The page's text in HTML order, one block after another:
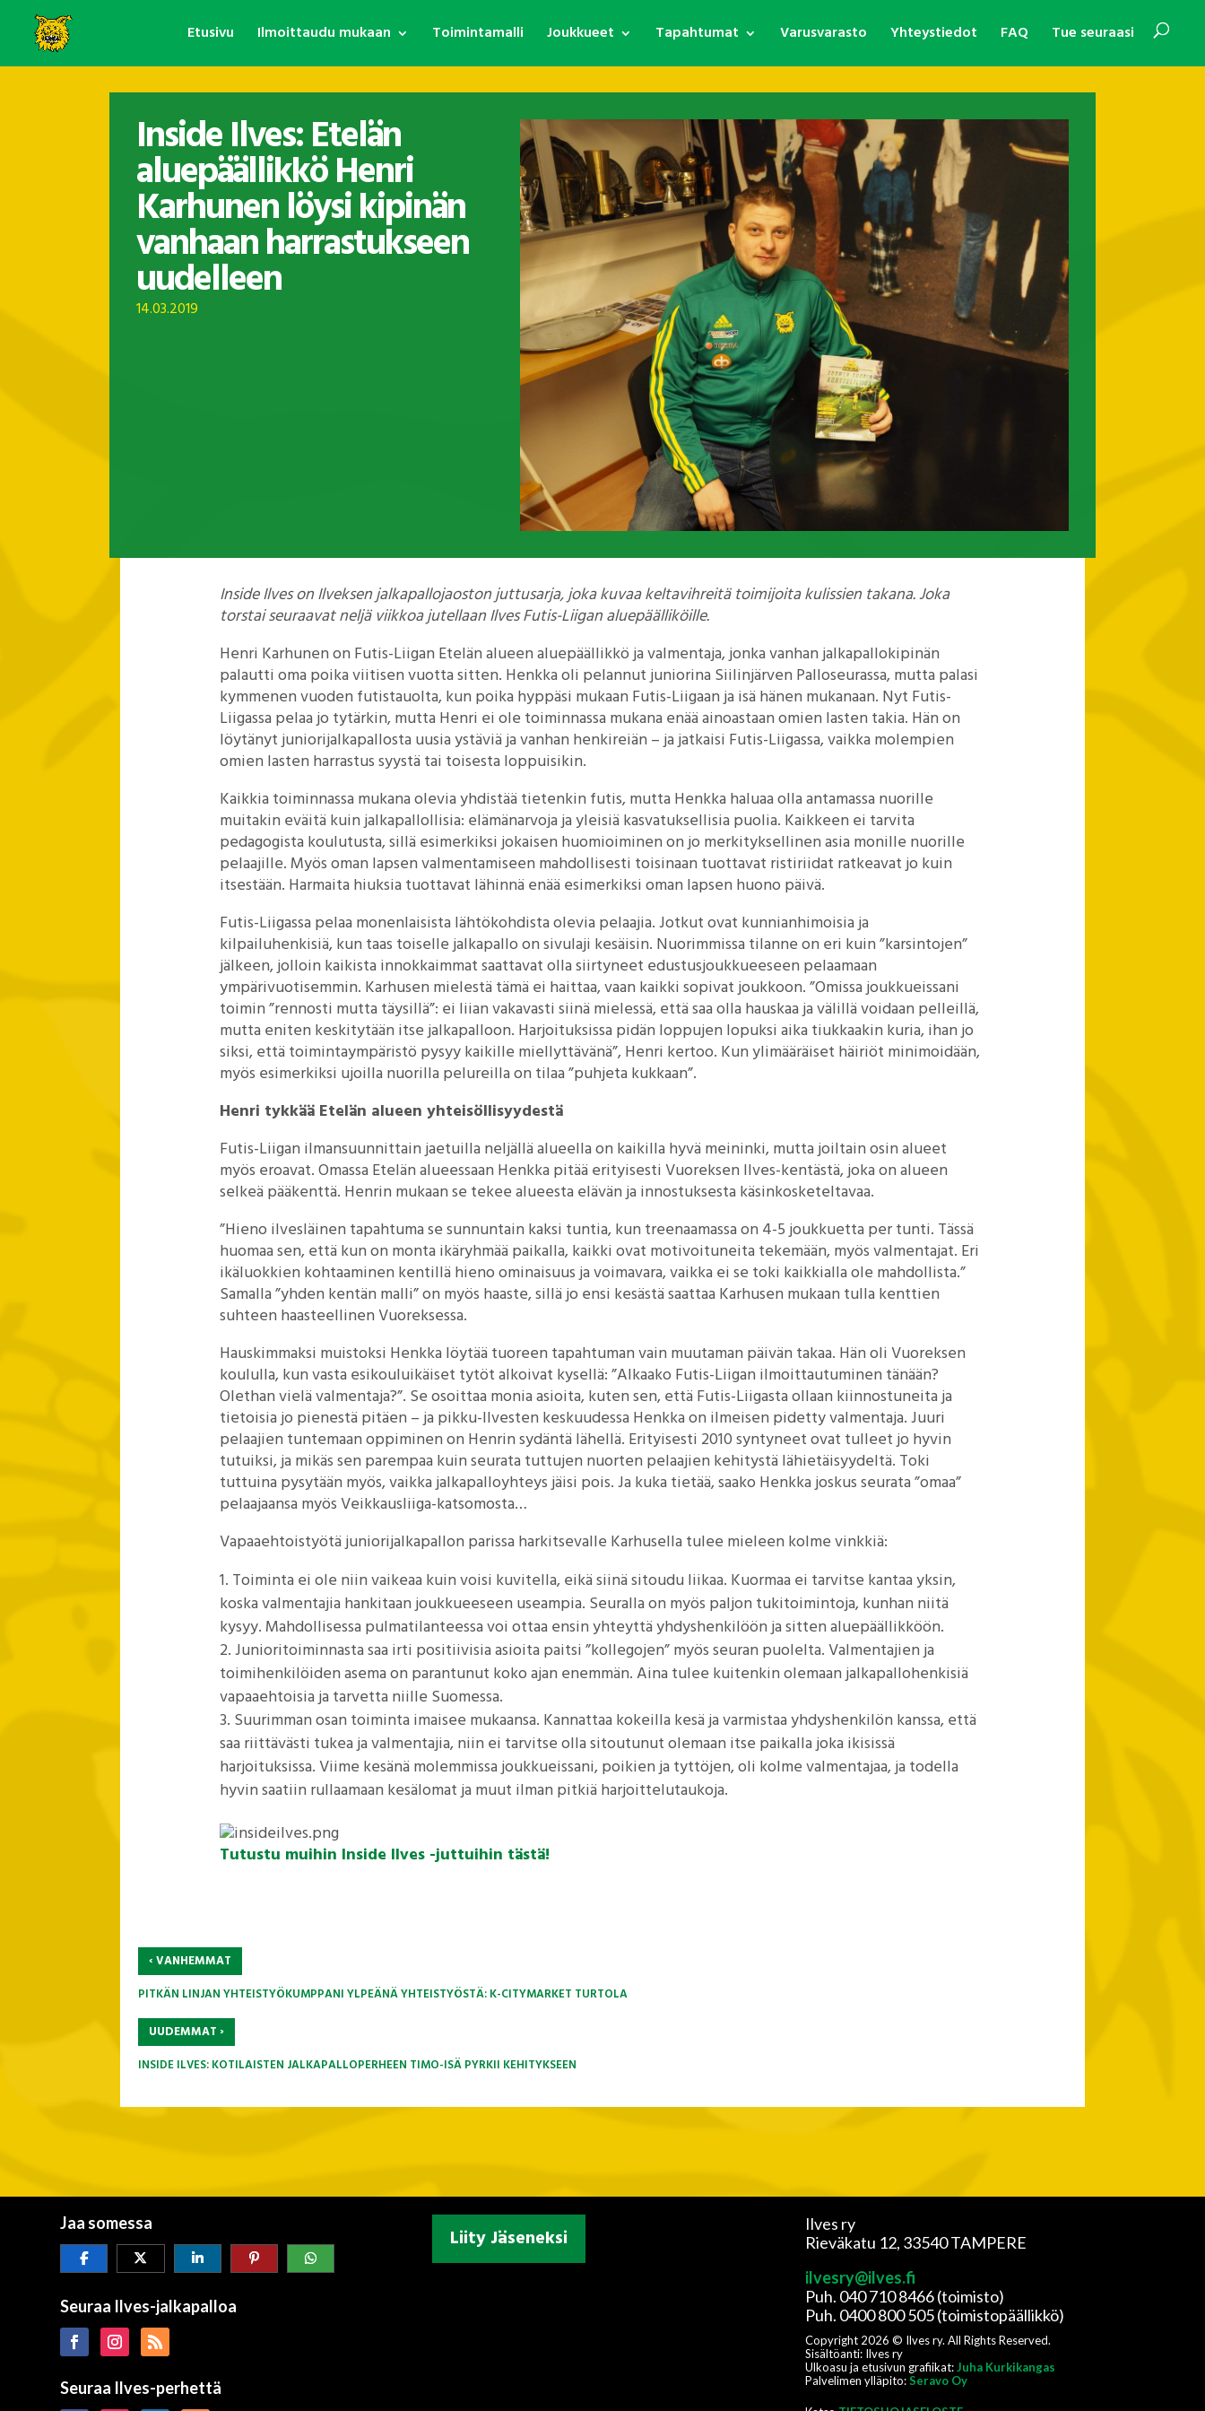
Etusivu Ilmoittaudu mukaan Toimintamalli Joukkueet Tapahtumat Varusvarasto Yhteystiedot FAQ Tue seuraasi
Inside Ilves: Etelän
aluepäällikkö Henri
Karhunen löysi kipinän
vanhaan harrastukseen
uudelleen
14.03.2019
Inside Ilves on Ilveksen jalkapallojaoston juttusarja, joka kuvaa keltavihreitä toimijoita kulissien takana. Joka
torstai seuraavat neljä viikkoa jutellaan Ilves Futis-Liigan aluepäälliköille.
Henri Karhunen on Futis-Liigan Etelän alueen aluepäällikkö ja valmentaja, jonka vanhan jalkapallokipinän
palautti oma poika viitisen vuotta sitten. Henkka oli pelannut juniorina Siilinjärven Palloseurassa, mutta palasi
kymmenen vuoden futistauolta, kun poika hyppäsi mukaan Futis-Liigaan ja isä hänen mukanaan. Nyt Futis-
Liigassa pelaa jo tytärkin, mutta Henri ei ole toiminnassa mukana enää ainoastaan omien lasten takia. Hän on
löytänyt juniorijalkapallosta uusia ystäviä ja vanhan henkireiän – ja jatkaisi Futis-Liigassa, vaikka molempien
omien lasten harrastus syystä tai toisesta loppuisikin.
Kaikkia toiminnassa mukana olevia yhdistää tietenkin futis, mutta Henkka haluaa olla antamassa nuorille
muitakin eväitä kuin jalkapallollisia: elämänarvoja ja yleisiä kasvatuksellisia puolia. Kaikkeen ei tarvita
pedagogista koulutusta, sillä esimerkiksi jokaisen huomioiminen on jo merkityksellinen asia monille nuorille
pelaajille. Myös oman lapsen valmentamiseen mahdollisesti toisinaan tuottavat ristiriidat ratkeavat jo kuin
itsestään. Harmaita hiuksia tuottavat lähinnä enää esimerkiksi oman lapsen huono päivä.
Futis-Liigassa pelaa monenlaisista lähtökohdista olevia pelaajia. Jotkut ovat kunnianhimoisia ja
kilpailuhenkisiä, kun taas toiselle jalkapallo on sivulaji kesäisin. Nuorimmissa tilanne on eri kuin ”karsintojen”
jälkeen, jolloin kaikista innokkaimmat saattavat olla siirtyneet edustusjoukkueeseen pelaamaan
ympärivuotisemmin. Karhusen mielestä tämä ei haittaa, vaan kaikki sopivat joukkoon. ”Omissa joukkueissani
toimin ”rennosti mutta täysillä”: ei liian vakavasti siinä mielessä, että saa olla hauskaa ja välillä voidaan pelleillä,
mutta eniten keskitytään itse jalkapalloon. Harjoituksissa pidän loppujen lopuksi aika tiukkaakin kuria, ihan jo
siksi, että toimintaympäristö pysyy kaikille miellyttävänä”, Henri kertoo. Kun ylimääräiset häiriöt minimoidään,
myös esimerkiksi ujoilla nuorilla pelureilla on tilaa ”puhjeta kukkaan”.
Henri tykkää Etelän alueen yhteisöllisyydestä
Futis-Liigan ilmansuunnittain jaetuilla neljällä alueella on kaikilla hyvä meininki, mutta joiltain osin alueet
myös eroavat. Omassa Etelän alueessaan Henkka pitää erityisesti Vuoreksen Ilves-kentästä, joka on alueen
selkeä pääkenttä. Henrin mukaan se tekee alueesta elävän ja innostuksesta käsinkosketeltavaa.
”Hieno ilvesläinen tapahtuma se sunnuntain kaksi tuntia, kun treenaamassa on 4-5 joukkuetta per tunti. Tässä
huomaa sen, että kun on monta ikäryhmää paikalla, kaikki ovat motivoituneita tekemään, myös valmentajat. Eri
ikäluokkien kohtaaminen kentillä hieno ominaisuus ja voimavara, vaikka ei se toki kaikkialla ole mahdollista.”
Samalla ”yhden kentän malli” on myös haaste, sillä jo ensi kesästä saattaa Karhusen mukaan tulla kenttien
suhteen haasteellinen Vuoreksessa.
Hauskimmaksi muistoksi Henkka löytää tuoreen tapahtuman vain muutaman päivän takaa. Hän oli Vuoreksen
koululla, kun vasta esikouluikäiset tytöt alkoivat kysellä: ”Alkaako Futis-Liigan ilmoittautuminen tänään?
Olethan vielä valmentaja?”. Se osoittaa monia asioita, kuten sen, että Futis-Liigasta ollaan kiinnostuneita ja
tietoisia jo pienestä pitäen – ja pikku-Ilvesten keskuudessa Henkka on ilmeisen pidetty valmentaja. Juuri
pelaajien tuntemaan oppiminen on Henrin sydäntä lähellä. Erityisesti 2010 syntyneet ovat tulleet jo hyvin
tutuiksi, ja mikäs sen parempaa kuin seurata tuttujen nuorten pelaajien kehitystä lähietäisyydeltä. Toki
tuttuina pysytään myös, vaikka jalkapalloyhteys jäisi pois. Ja kuka tietää, saako Henkka joskus seurata ”omaa”
pelaajaansa myös Veikkausliiga-katsomosta…
Vapaaehtoistyötä juniorijalkapallon parissa harkitsevalle Karhusella tulee mieleen kolme vinkkiä:
Toiminta ei ole niin vaikeaa kuin voisi kuvitella, eikä siinä sitoudu liikaa. Kuormaa ei tarvitse kantaa yksin,
koska valmentajia hankitaan joukkueeseen useampia. Seuralla on myös paljon tukitoimintoja, kunhan niitä
kysyy. Mahdollisessa pulmatilanteessa voi ottaa ensin yhteyttä yhdyshenkilöön ja sitten aluepäällikköön.
Junioritoiminnasta saa irti positiivisia asioita paitsi ”kollegojen” myös seuran puolelta. Valmentajien ja
toimihenkilöiden asema on parantunut koko ajan enemmän. Aina tulee kuitenkin olemaan jalkapallohenkisiä
vapaaehtoisia ja tarvetta niille Suomessa.
Suurimman osan toiminta imaisee mukaansa. Kannattaa kokeilla kesä ja varmistaa yhdyshenkilön kanssa, että
saa riittävästi tukea ja valmentajia, niin ei tarvitse olla sitoutunut olemaan itse paikalla joka ikisissä
harjoituksissa. Viime kesänä molemmissa joukkueissani, poikien ja tyttöjen, oli kolme valmentajaa, ja todella
hyvin saatiin rullaamaan kesälomat ja muut ilman pitkiä harjoittelutaukoja.
Tutustu muihin Inside Ilves -juttuihin tästä!
‹VANHEMMAT
PITKÄN LINJAN YHTEISTYÖKUMPPANI YLPEÄNÄ YHTEISTYÖSTÄ: K-CITYMARKET TURTOLA
UUDEMMAT›
INSIDE ILVES: KOTILAISTEN JALKAPALLOPERHEEN TIMO-ISÄ PYRKII KEHITYKSEEN
Jaa somessa
Seuraa Ilves-jalkapalloa
Seuraa Ilves-perhettä
Liity Jäseneksi
Ilves ry
Rieväkatu 12, 33540 TAMPERE
ilvesry@ilves.fi
Puh. 040 710 8466 (toimisto)
Puh. 0400 800 505 (toimistopäällikkö)
Copyright 2026 © Ilves ry. All Rights Reserved.
Sisältöanti: Ilves ry
Ulkoasu ja etusivun grafiikat: Juha Kurkikangas
Palvelimen ylläpito:Seravo Oy